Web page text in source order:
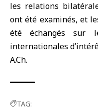
les relations
ont été examinés, et
été échangés sur
internationales
A.Ch.
TAG: